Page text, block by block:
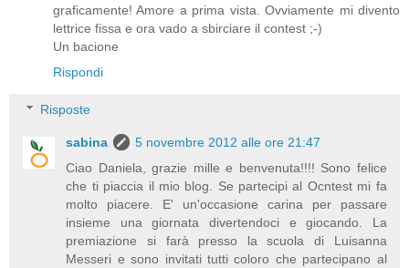
graficamente! Amore a prima vista. Ovviamente mi divento
lettrice fissa e ora vado a sbirciare il contest ;-)
Un bacione
Rispondi
Risposte
sabina
5 novembre 2012 alle ore 21:47
Ciao Daniela, grazie mille e benvenuta!!!! Sono felice
che ti piaccia il mio blog. Se partecipi al Ocntest mi fa
molto piacere. E' un'occasione carina per passare
insieme una giornata divertendoci e giocando. La
premiazione si farà presso la scuola di Luisanna
Messeri e sono invitati tutti coloro che partecipano al